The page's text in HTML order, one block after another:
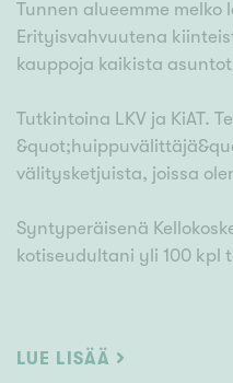
Tunnen alueemme melko
Erityisvahvuutena
kauppoja kaikista
Tutkintoina LKV ja KiAT.
välitysketjuista, joissa
Syntyperäisenä
kotiseudultani yli 100 kpl
ajokoulutuksen puolelta
LUE LISÄÄ